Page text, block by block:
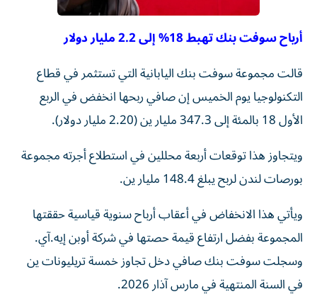
أرباح سوفت بنك تهبط 18% إلى 2.2 مليار دولار
قالت مجموعة سوفت بنك ‌اليابانية التي تستثمر في قطاع ​
التكنولوجيا يوم ⁠الخميس إن صافي ‌ربحها انخفض في ‌الربع
الأول 18 بالمئة إلى 347.3 مليار ‌ين (2.20 مليار دولار).
ويتجاوز هذا توقعات أربعة ⁠محللين في استطلاع أجرته مجموعة
بورصات لندن لربح يبلغ 148.4 مليار ين.
ويأتي هذا الانخفاض في أعقاب ​أرباح سنوية قياسية حققتها
المجموعة ‌بفضل ارتفاع قيمة حصتها في شركة أوبن إيه.آي.
⁠وسجلت سوفت بنك صافي دخل تجاوز خمسة تريليونات ين ​
في ‌السنة المنتهية في ‌مارس آذار 2026.